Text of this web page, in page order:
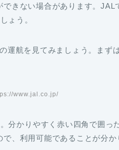
きない場合があります。JAL
ょう。
運航を見てみましょう。まず
www.jal.co.jp/
分かりやすく赤い四角で囲っ
、利用可能であることが分か